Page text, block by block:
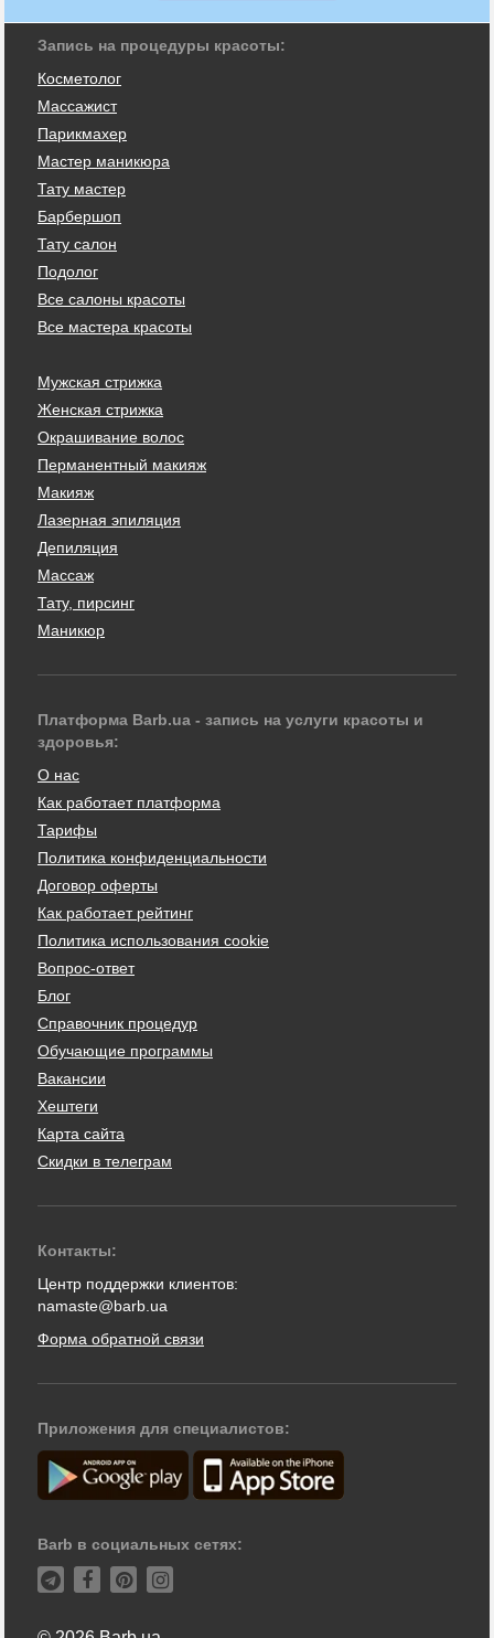
Запись на процедуры красоты:
Косметолог
Массажист
Парикмахер
Мастер маникюра
Тату мастер
Барбершоп
Тату салон
Подолог
Все салоны красоты
Все мастера красоты
Мужская стрижка
Женская стрижка
Окрашивание волос
Перманентный макияж
Макияж
Лазерная эпиляция
Депиляция
Массаж
Тату, пирсинг
Маникюр
Платформа Barb.ua - запись на услуги красоты и
здоровья:
О нас
Как работает платформа
Тарифы
Политика конфиденциальности
Договор оферты
Как работает рейтинг
Политика использования cookie
Вопрос-ответ
Блог
Справочник процедур
Обучающие программы
Вакансии
Хештеги
Карта сайта
Скидки в телеграм
Контакты:
Центр поддержки клиентов:
namaste@barb.ua
Форма обратной связи
Приложения для специалистов:
Barb в социальных сетях: